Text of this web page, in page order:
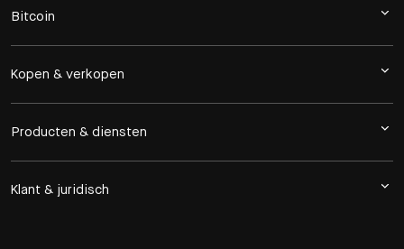
Bitcoin
Kopen & verkopen
Producten & diensten
Klant & juridisch